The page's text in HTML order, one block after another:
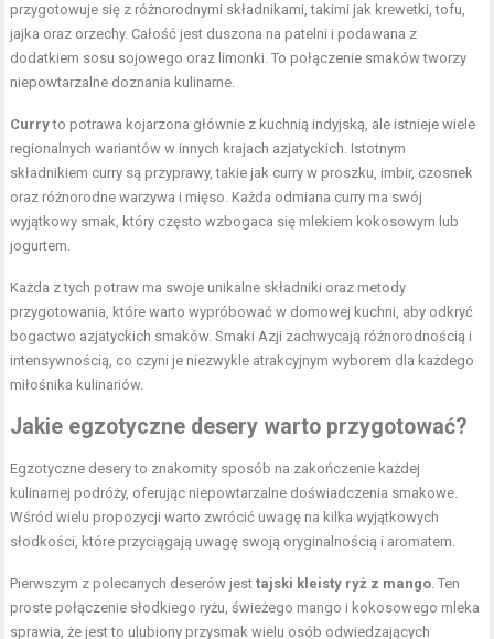
przygotowuje się z różnorodnymi składnikami, takimi jak krewetki, tofu,
jajka oraz orzechy. Całość jest duszona na patelni i podawana z
dodatkiem sosu sojowego oraz limonki. To połączenie smaków tworzy
niepowtarzalne doznania kulinarne.
Curryto potrawa kojarzona głównie z kuchnią indyjską, ale istnieje wiele
regionalnych wariantów w innych krajach azjatyckich. Istotnym
składnikiem curry są przyprawy, takie jak curry w proszku, imbir, czosnek
oraz różnorodne warzywa i mięso. Każda odmiana curry ma swój
wyjątkowy smak, który często wzbogaca się mlekiem kokosowym lub
jogurtem.
Każda z tych potraw ma swoje unikalne składniki oraz metody
przygotowania, które warto wypróbować w domowej kuchni, aby odkryć
bogactwo azjatyckich smaków. Smaki Azji zachwycają różnorodnością i
intensywnością, co czyni je niezwykle atrakcyjnym wyborem dla każdego
miłośnika kulinariów.
Jakie egzotyczne desery warto przygotować?
Egzotyczne desery to znakomity sposób na zakończenie każdej
kulinarnej podróży, oferując niepowtarzalne doświadczenia smakowe.
Wśród wielu propozycji warto zwrócić uwagę na kilka wyjątkowych
słodkości, które przyciągają uwagę swoją oryginalnością i aromatem.
Pierwszym z polecanych deserów jesttajski kleisty ryż z mango. Ten
proste połączenie słodkiego ryżu, świeżego mango i kokosowego mleka
sprawia, że jest to ulubiony przysmak wielu osób odwiedzających